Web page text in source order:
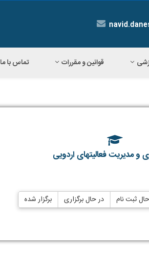
قوانین و مقررات تماس با ما
و مدیریت فعالیتهای اردویی